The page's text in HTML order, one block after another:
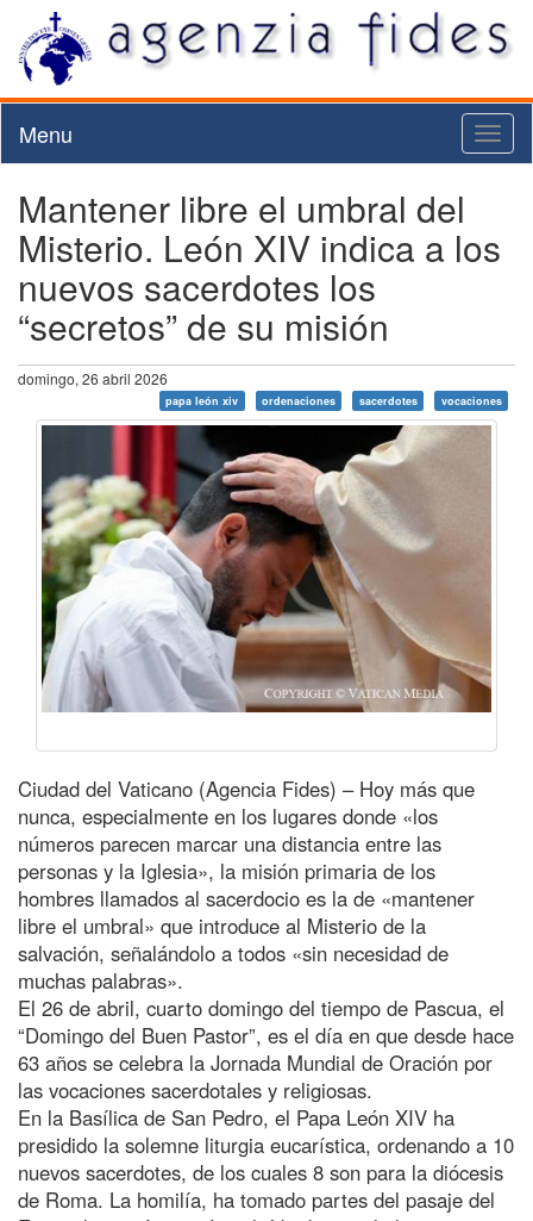
Menu
Mantener libre el umbral del
Misterio. León XIV indica a los
nuevos sacerdotes los
“secretos” de su misión
domingo, 26 abril 2026
papa león xiv ordenaciones sacerdotes vocaciones
Ciudad del Vaticano (Agencia Fides) – Hoy más que
nunca, especialmente en los lugares donde «los
números parecen marcar una distancia entre las
personas y la Iglesia», la misión primaria de los
hombres llamados al sacerdocio es la de «mantener
libre el umbral» que introduce al Misterio de la
salvación, señalándolo a todos «sin necesidad de
muchas palabras».
El 26 de abril, cuarto domingo del tiempo de Pascua, el
“Domingo del Buen Pastor”, es el día en que desde hace
63 años se celebra la Jornada Mundial de Oración por
las vocaciones sacerdotales y religiosas.
En la Basílica de San Pedro, el Papa León XIV ha
presidido la solemne liturgia eucarística, ordenando a 10
nuevos sacerdotes, de los cuales 8 son para la diócesis
de Roma. La homilía, ha tomado partes del pasaje del